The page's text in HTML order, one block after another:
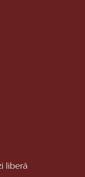
liberă